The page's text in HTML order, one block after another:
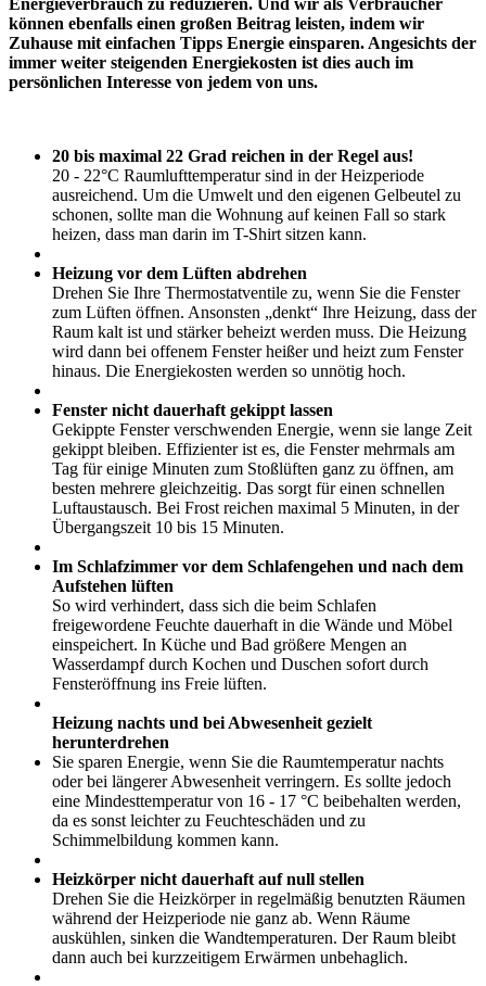
Energieverbrauch zu reduzieren. Und wir als Verbraucher
können ebenfalls einen großen Beitrag leisten, indem wir
Zuhause mit einfachen Tipps Energie einsparen. Angesichts der
immer weiter steigenden Energiekosten ist dies auch im
persönlichen Interesse von jedem von uns.
20 bis maximal 22 Grad reichen in der Regel aus!
20 - 22°C Raumlufttemperatur sind in der Heizperiode
ausreichend. Um die Umwelt und den eigenen Gelbeutel zu
schonen, sollte man die Wohnung auf keinen Fall so stark
heizen, dass man darin im T-Shirt sitzen kann.
Heizung vor dem Lüften abdrehen
Drehen Sie Ihre Thermostatventile zu, wenn Sie die Fenster
zum Lüften öffnen. Ansonsten „denkt“ Ihre Heizung, dass der
Raum kalt ist und stärker beheizt werden muss. Die Heizung
wird dann bei offenem Fenster heißer und heizt zum Fenster
hinaus. Die Energiekosten werden so unnötig hoch.
Fenster nicht dauerhaft gekippt lassen
Gekippte Fenster verschwenden Energie, wenn sie lange Zeit
gekippt bleiben. Effizienter ist es, die Fenster mehrmals am
Tag für einige Minuten zum Stoßlüften ganz zu öffnen, am
besten mehrere gleichzeitig. Das sorgt für einen schnellen
Luftaustausch. Bei Frost reichen maximal 5 Minuten, in der
Übergangszeit 10 bis 15 Minuten.
Im Schlafzimmer vor dem Schlafengehen und nach dem
Aufstehen lüften
So wird verhindert, dass sich die beim Schlafen
freigewordene Feuchte dauerhaft in die Wände und Möbel
einspeichert. In Küche und Bad größere Mengen an
Wasserdampf durch Kochen und Duschen sofort durch
Fensteröffnung ins Freie lüften.
Heizung nachts und bei Abwesenheit gezielt
herunterdrehen
Sie sparen Energie, wenn Sie die Raumtemperatur nachts
oder bei längerer Abwesenheit verringern. Es sollte jedoch
eine Mindesttemperatur von 16 - 17 °C beibehalten werden,
da es sonst leichter zu Feuchteschäden und zu
Schimmelbildung kommen kann.
Heizkörper nicht dauerhaft auf null stellen
Drehen Sie die Heizkörper in regelmäßig benutzten Räumen
während der Heizperiode nie ganz ab. Wenn Räume
auskühlen, sinken die Wandtemperaturen. Der Raum bleibt
dann auch bei kurzzeitigem Erwärmen unbehaglich.